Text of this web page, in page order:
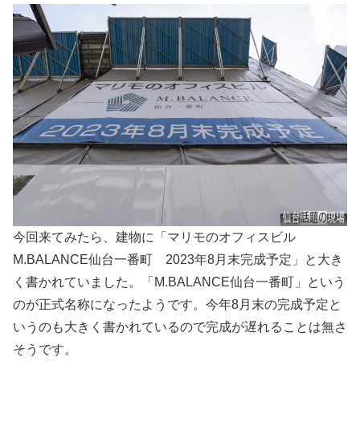
今回来てみたら、建物に「マリモのオフィスビル
M.BALANCE仙台一番町 2023年8月末完成予定」と大き
く書かれていました。「M.BALANCE仙台一番町」という
のが正式名称になったようです。今年8月末の完成予定と
いうのも大きく書かれているので完成が遅れることは無さ
そうです。